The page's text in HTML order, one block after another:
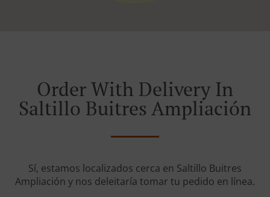
Order With Delivery In
Saltillo Buitres Ampliación
Sí, estamos localizados cerca en Saltillo Buitres
Ampliación y nos deleitaría tomar tu pedido en línea.